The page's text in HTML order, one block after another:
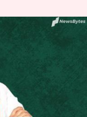
मामले बंद,
से जुड़ा